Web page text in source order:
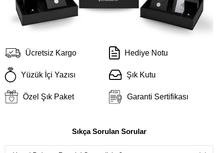
Ücretsiz Kargo Hediye Notu
Yüzük İçi Yazısı Şık Kutu
Özel Şık Paket Garanti Sertifikası
Sıkça Sorulan Sorular